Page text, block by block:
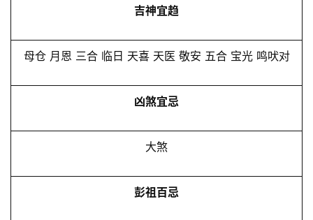
吉神宜趋
母仓 月恩 三合 临日 天喜 天医 敬安 五合 宝光 鸣吠对
凶煞宜忌
大煞
彭祖百忌